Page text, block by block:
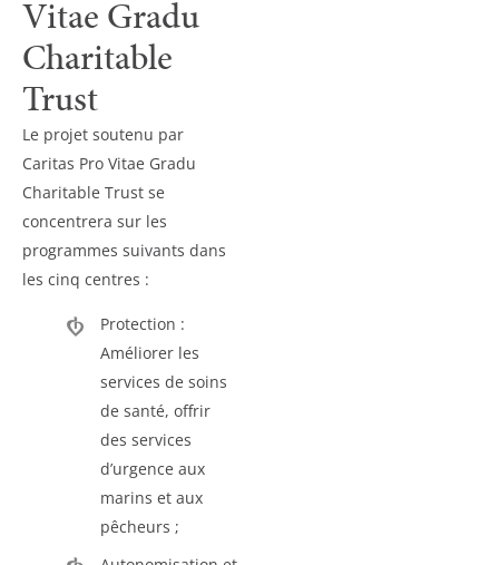
Vitae Gradu
Charitable
Trust
Le projet soutenu par
Caritas Pro Vitae Gradu
Charitable Trust se
concentrera sur les
programmes suivants dans
les cinq centres :
Protection :
Améliorer les
services de soins
de santé, offrir
des services
d’urgence aux
marins et aux
pêcheurs ;